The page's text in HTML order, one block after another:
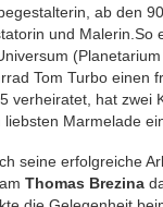
ab den
und Malerin.So
Tom Turbo einen
verheiratet, hat zwei
liebsten Marmelade
seine erfolgreiche
Thomas Brezina